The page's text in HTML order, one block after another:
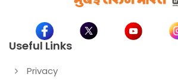
Useful Links
Privacy